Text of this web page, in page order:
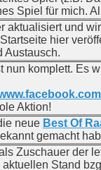
Spiel für mich.
aktualisiert und
hier
Austausch.
nun komplett. Es
Aktion!
neue Best Of
gemacht
Zuschauer der
Stand